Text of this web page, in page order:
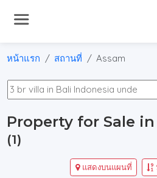
หน้าแรก สถานที่ Assam
Property for Sale
(1)
แสดงบนแผนที่